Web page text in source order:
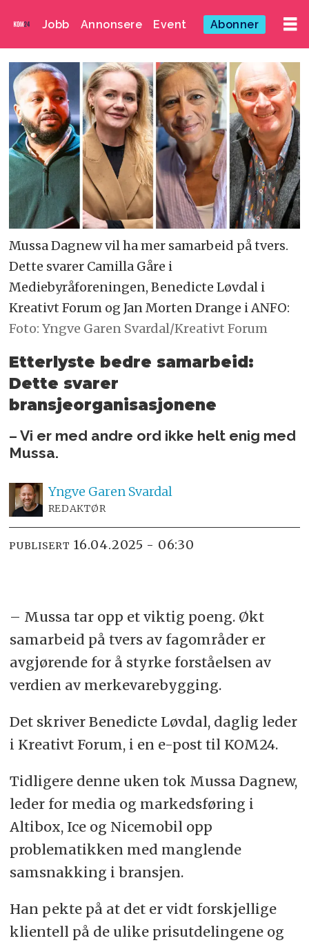
Jobb Annonsere Event Abonner
Mussa Dagnew vil ha mer samarbeid på tvers.
Dette svarer Camilla Gåre i
Mediebyråforeningen, Benedicte Løvdal i
Kreativt Forum og Jan Morten Drange i ANFO:
Foto: Yngve Garen Svardal/Kreativt Forum
Etterlyste bedre samarbeid:
Dette svarer
bransjeorganisasjonene
– Vi er med andre ord ikke helt enig med
Mussa.
Yngve Garen Svardal
REDAKTØR
PUBLISERT 16.04.2025 - 06:30
– Mussa tar opp et viktig poeng. Økt
samarbeid på tvers av fagområder er
avgjørende for å styrke forståelsen av
verdien av merkevarebygging.
Det skriver Benedicte Løvdal, daglig leder
i Kreativt Forum, i en e-post til KOM24.
Tidligere denne uken tok Mussa Dagnew,
leder for media og markedsføring i
Altibox, Ice og Nicemobil opp
problematikken med manglende
samsnakking i bransjen.
Han pekte på at det er vidt forskjellige
klientell på de ulike prisutdelingene og